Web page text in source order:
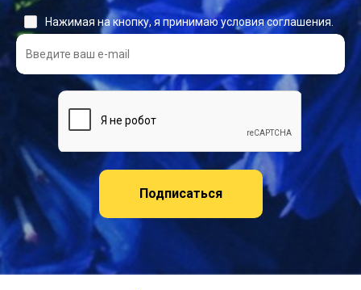
Подписаться
Нажимая на кнопку, я принимаю условия соглашения.